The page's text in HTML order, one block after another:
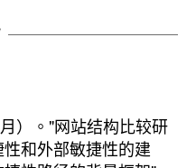
）。"网站结构比较研
和外部敏捷性的建